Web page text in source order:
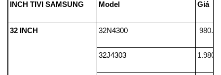
INCH TIVI SAMSUNG Model
32 INCH 32N4300
32J4303